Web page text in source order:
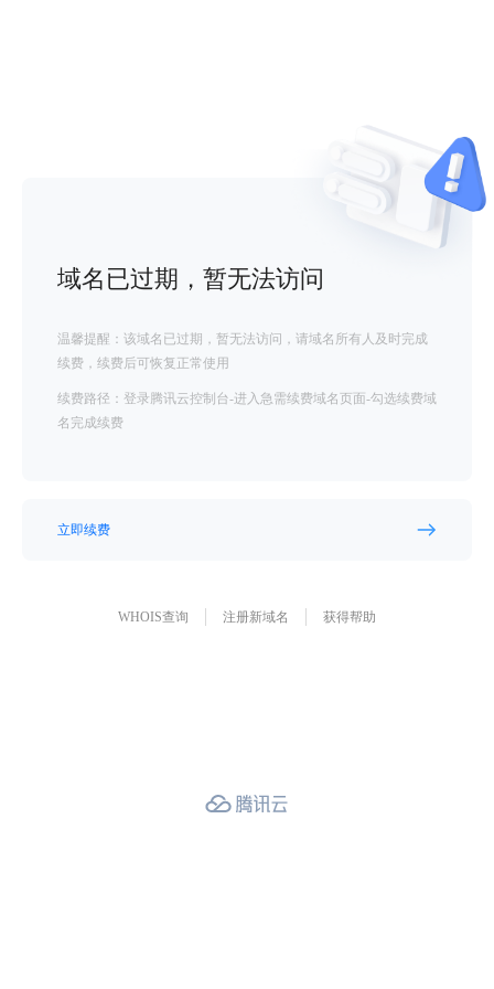
域名已过期，暂无法访问
温馨提醒：该域名已过期，暂无法访问，请域名所有人及时完成
续费，续费后可恢复正常使用
续费路径：登录腾讯云控制台-进入急需续费域名页面-勾选续费域
名完成续费
立即续费
WHOIS查询 注册新域名 获得帮助